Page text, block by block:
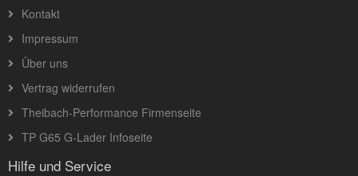
Kontakt
Impressum
Über uns
Vertrag widerrufen
Theibach-Performance Firmenseite
TP G65 G-Lader Infoseite
Hilfe und Service